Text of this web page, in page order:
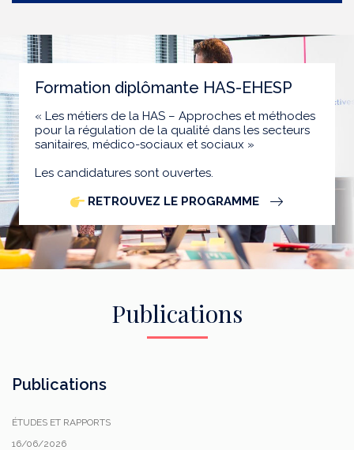
Formation diplômante HAS-EHESP
« Les métiers de la HAS – Approches et méthodes
pour la régulation de la qualité dans les secteurs
sanitaires, médico-sociaux et sociaux »
Les candidatures sont ouvertes.
RETROUVEZ LE PROGRAMME
Publications
Publications
ÉTUDES ET RAPPORTS
16/06/2026